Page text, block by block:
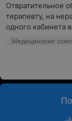
Отвратительное
терапевту, на
одного кабинета
Медицинские